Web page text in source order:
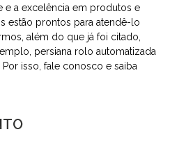
e a excelência em produtos e
estão prontos para atendê-lo
além do que já foi citado,
persiana rolo automatizada
isso, fale conosco e saiba